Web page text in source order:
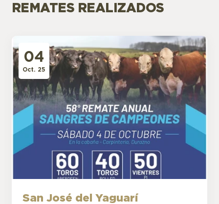
REMATES REALIZADOS
04
Oct. 25
San José del Yaguarí